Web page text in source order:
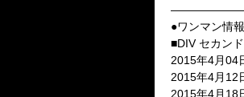
●ワンマン情報
■DIV セカン
2015年4月04
2015年4月12
2015年4月18